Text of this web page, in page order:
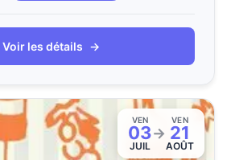
Voir les détails →
VEN
03
JUIL
→
VEN
21
AOÛT